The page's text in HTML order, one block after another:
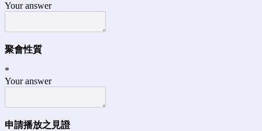
Your answer
聚會性質
*
Your answer
申請播放之見證